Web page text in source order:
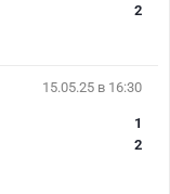
2
15.05.25 в 16:30
1
2